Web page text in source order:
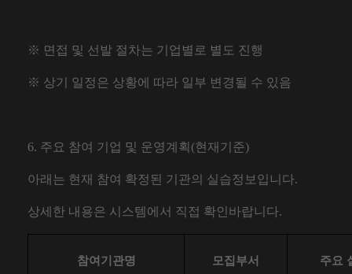
※ 면접 및 선발 절차는 기업별로 별도 진행
※ 상기 일정은 상황에 따라 일부 변경될 수 있음
6. 주요 참여 기업 및 운영계획(현재기준)
아래는 현재 참여 확정된 기관의 실습정보입니다.
상세한 내용은 시스템에서 직접 확인바랍니다.
참여기관명 모집부서 주요